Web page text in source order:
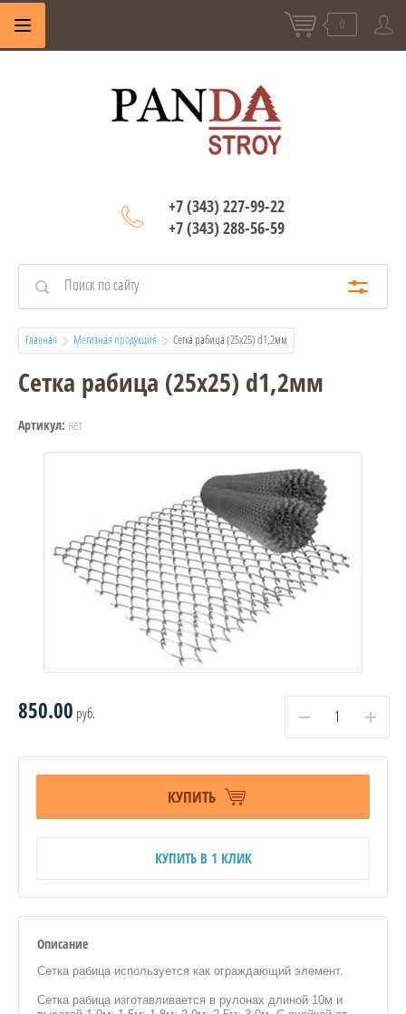
0
+7 (343) 227-99-22
+7 (343) 288-56-59
Главная Метизная продукция
  Сетка рабица (25х25) d1,2мм
Сетка рабица (25х25) d1,2мм
Артикул: нет
850.00 руб. − +
КУПИТЬ
КУПИТЬ В 1 КЛИК
Описание
Сетка рабица используется как ограждающий элемент.
Сетка рабица изготавливается в рулонах длиной 10м и